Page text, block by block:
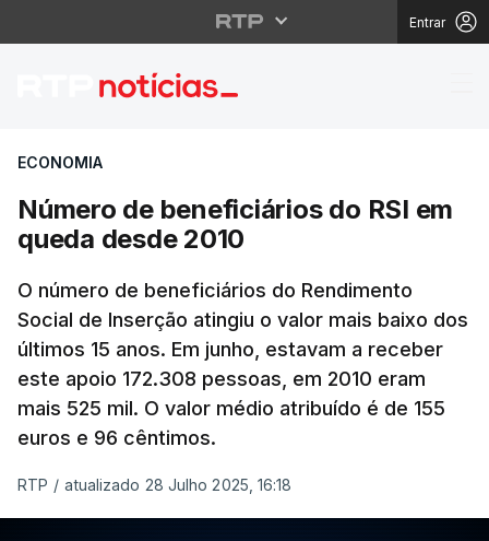
Entrar
Número de
ECONOMIA
Número de beneficiários do RSI em
queda desde 2010
O número de beneficiários do Rendimento
Social de Inserção atingiu o valor mais baixo dos
últimos 15 anos. Em junho, estavam a receber
este apoio 172.308 pessoas, em 2010 eram
mais 525 mil. O valor médio atribuído é de 155
euros e 96 cêntimos.
RTP / atualizado 28 Julho 2025, 16:18